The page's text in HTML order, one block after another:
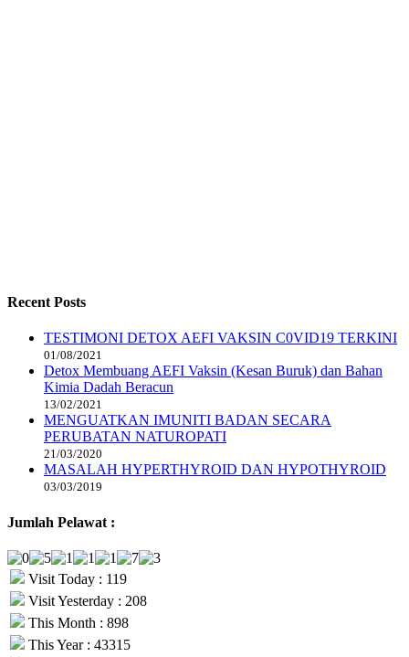
Recent Posts
TESTIMONI DETOX AEFI VAKSIN C0VID19 TERKINI
01/08/2021
Detox Membuang AEFI Vaksin (Kesan Buruk) dan Bahan
Kimia Dadah Beracun
13/02/2021
MENGUATKAN IMUNITI BADAN SECARA
PERUBATAN NATUROPATI
21/03/2020
MASALAH HYPERTHYROID DAN HYPOTHYROID
03/03/2019
Jumlah Pelawat :
Visit Today : 119
Visit Yesterday : 208
This Month : 898
This Year : 43315